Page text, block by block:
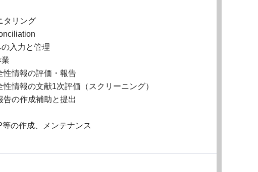
タリング
入力と管理
性情報の評価・報告
情報の文献1次評価（スクリーニング）
告の作成補助と提出
の作成、メンテナンス